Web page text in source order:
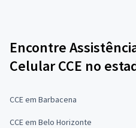
Encontre
Celular CCE no
CCE em Barbacena
CCE em Belo Horizonte